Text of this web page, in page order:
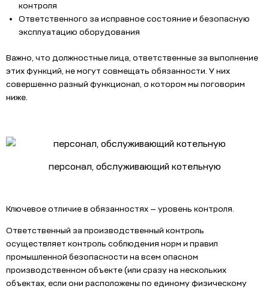
контроля
Ответственного за исправное состояние и безопасную
эксплуатацию оборудования
Важно, что должностные лица, ответственные за выполнение
этих функций, не могут совмещать обязанности. У них
совершенно разный функционал, о котором мы поговорим
ниже.
персонал, обслуживающий котельную
Ключевое отличие в обязанностях — уровень контроля.
Ответственный за производственный контроль
осуществляет контроль соблюдения норм и правил
промышленной безопасности на всем опасном
производственном объекте (или сразу на нескольких
объектах, если они расположены по единому физическому